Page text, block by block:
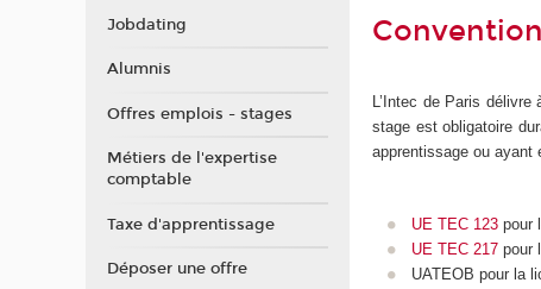
L’Intec de Paris
stage est obligatoire
apprentissage ou ayant
UE TEC 123pour
UE TEC 217pour
UATEOB pour la
Jobdating
Alumnis
Offres emplois - stages
Métiers de l'expertise
comptable
Taxe d'apprentissage
Déposer une offre